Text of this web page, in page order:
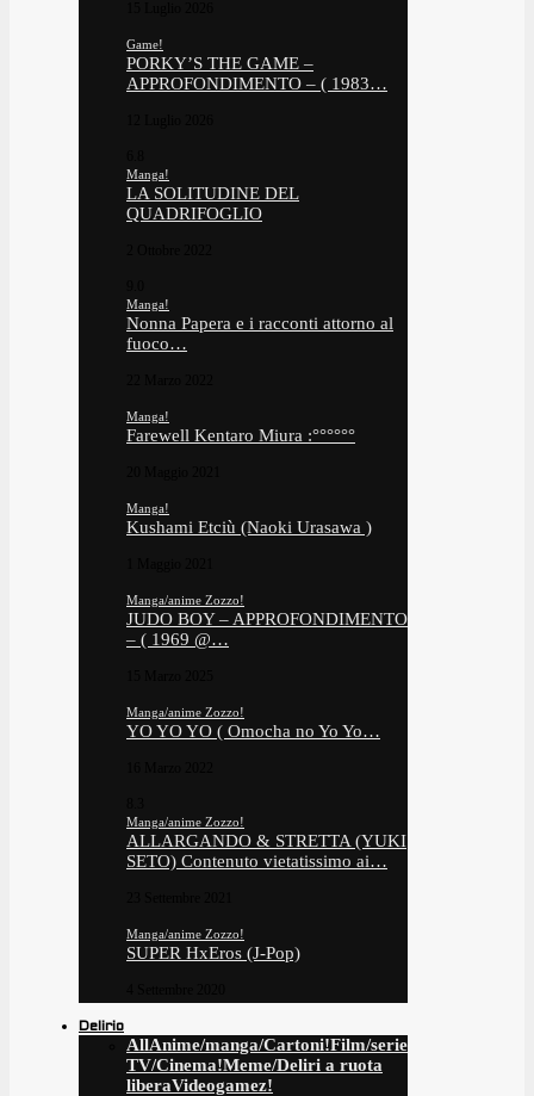
Game!
PORKY’S THE GAME –
APPROFONDIMENTO – ( 1983…
Manga!
LA SOLITUDINE DEL
QUADRIFOGLIO
Manga!
Nonna Papera e i racconti attorno al
fuoco…
Manga!
Farewell Kentaro Miura :°°°°°°
Manga!
Kushami Etciù (Naoki Urasawa )
Manga/anime Zozzo!
JUDO BOY – APPROFONDIMENTO
– ( 1969 @…
Manga/anime Zozzo!
YO YO YO ( Omocha no Yo Yo…
Manga/anime Zozzo!
ALLARGANDO & STRETTA (YUKI
SETO) Contenuto vietatissimo ai…
Manga/anime Zozzo!
SUPER HxEros (J-Pop)
Delirio
AllAnime/manga/Cartoni!Film/serie
TV/Cinema!Meme/Deliri a ruota
liberaVideogamez!